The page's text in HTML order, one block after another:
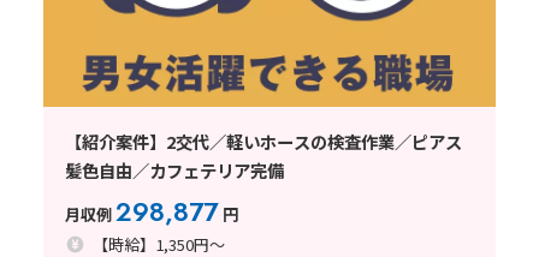
【紹介案件】2交代／軽いホースの検査作業／ピアス
髪色自由／カフェテリア完備
月収例298,877 円
【時給】1,350円～